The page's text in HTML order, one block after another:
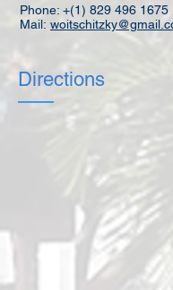
Phone: +(1) 829 496 1675
Mail:
Directions